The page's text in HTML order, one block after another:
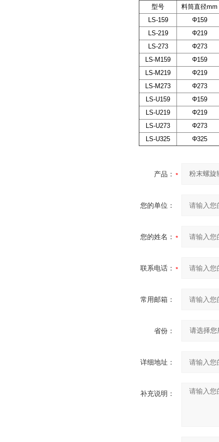
型号
料筒直径mm
LS-159
Φ159
LS-219
Φ219
LS-273
Φ273
LS-M159
Φ159
LS-M219
Φ219
LS-M273
Φ273
LS-U159
Φ159
LS-U219
Φ219
LS-U273
Φ273
LS-U325
Φ325
产品：
您的单位：
您的姓名：
联系电话：
常用邮箱：
省份：
详细地址：
补充说明：